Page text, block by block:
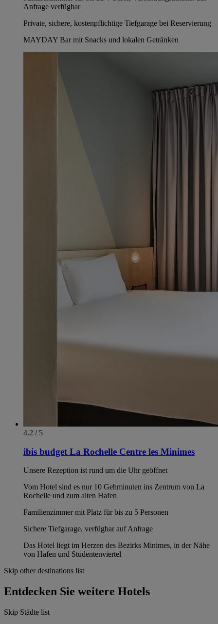
Anfrage verfügbar
Private, sichere, kostenpflichtige Tiefgarage bei Reservierung
MAYDAY Bar mit Snacks und lokalen Getränken
4.2 / 5
ibis budget La Rochelle Centre les Minimes
Unsere Rezeption ist rund um die Uhr geöffnet
Vom Hotel sind es nur 10 Gehminuten ins Zentrum von La
Rochelle und zum alten Hafen
Familienzimmer mit Platz für bis zu 5 Personen
Sichere Tiefgarage, verfügbar auf Anfrage
Das Hotel liegt im Herzen des Bezirks Minimes, in der Nähe
von Hafen und Studentenviertel
Skip other destinations list
Entdecken Sie weitere Hotels
Skip Städte list